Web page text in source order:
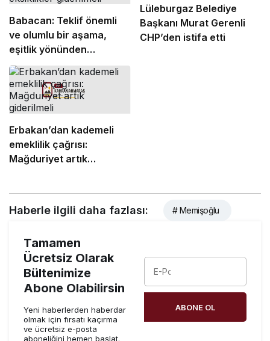
Babacan: Teklif önemli
ve olumlu bir aşama,
eşitlik yönünden
eksiklikler giderilmeli
Lüleburgaz Belediye
Başkanı Murat Gerenli
CHP’den istifa etti
Erbakan’dan kademeli
emeklilik çağrısı:
Mağduriyet artık
Haberle ilgili daha fazlası: # Memişoğlu
Tamamen
Ücretsiz Olarak
Bültenimize
Abone Olabilirsin
Yeni haberlerden haberdar
olmak için fırsatı kaçırma
ve ücretsiz e-posta
aboneliğini hemen başlat.
ABONE OL